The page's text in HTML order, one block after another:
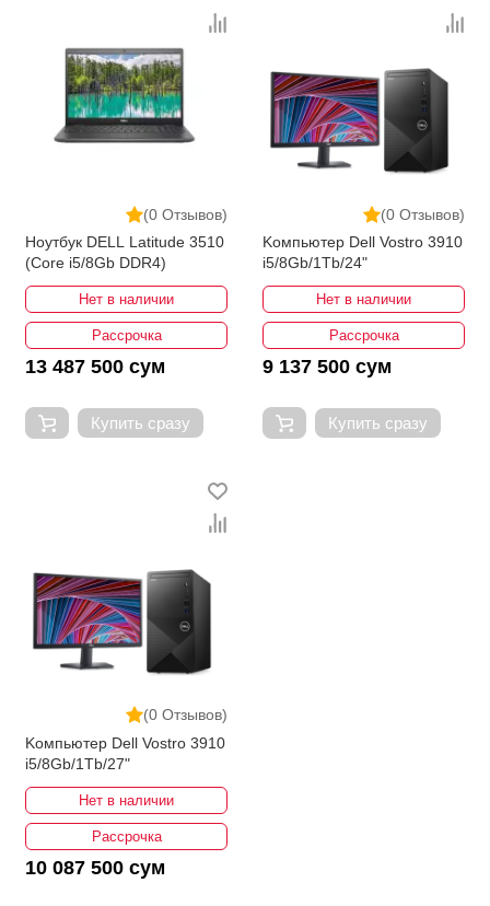
(0 Отзывов)
Ноутбук DELL Latitude 3510
(Core i5/8Gb DDR4)
Нет в наличии
Рассрочка
13 487 500 сум
Купить сразу
(0 Отзывов)
Kомпьютер Dell Vostro 3910
i5/8Gb/1Tb/24"
Нет в наличии
Рассрочка
9 137 500 сум
Купить сразу
(0 Отзывов)
Kомпьютер Dell Vostro 3910
i5/8Gb/1Tb/27"
Нет в наличии
Рассрочка
10 087 500 сум